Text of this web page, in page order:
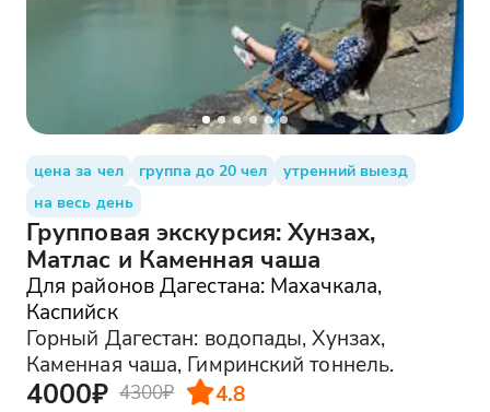
цена за чел группа до 20 чел
утренний выезд
на весь день
Групповая экскурсия: Хунзах,
Матлас и Каменная чаша
Для районов Дагестана: Махачкала,
Каспийск
Горный Дагестан: водопады, Хунзах,
Каменная чаша, Гимринский тоннель.
4000₽ 4300₽ 4.8